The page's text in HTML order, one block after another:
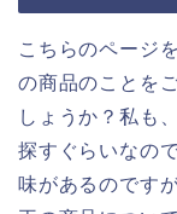
こちらのページ
の商品のことを
しょうか？私も
探すぐらいなの
味があるのです